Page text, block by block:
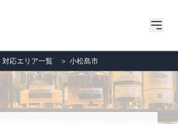
対応エリア一覧 ＞ 小松島市